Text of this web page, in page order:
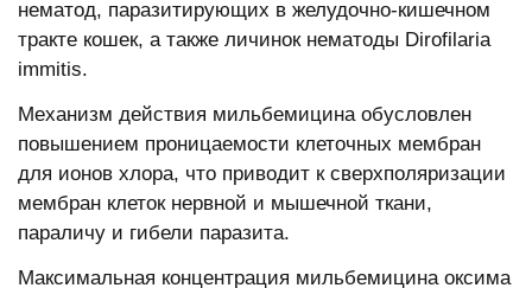
нематод, паразитирующих в желудочно-кишечном
тракте кошек, а также личинок нематоды Dirоfilaria
immitis.
Механизм действия мильбемицина обусловлен
повышением проницаемости клеточных мембран
для ионов хлора, что приводит к сверхполяризации
мембран клеток нервной и мышечной ткани,
параличу и гибели паразита.
Максимальная концентрация мильбемицина оксима